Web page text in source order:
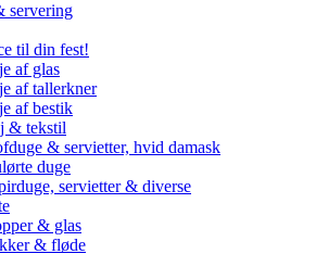
servering
til din fest!
af glas
af tallerkner
af bestik
& tekstil
& servietter, hvid damask
duge
servietter & diverse
& glas
& fløde